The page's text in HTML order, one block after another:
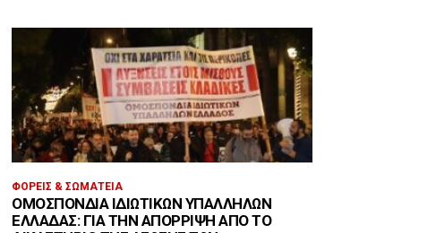
ΦΟΡΕΊΣ & ΣΩΜΑΤΕΊΑ
ΟΜΟΣΠΟΝΔΊΑ ΙΔΙΩΤΙΚΏΝ ΥΠΑΛΛΉΛΩΝ
ΕΛΛΆΔΑΣ: ΓΙΑ ΤΗΝ ΑΠΌΡΡΙΨΗ ΑΠΌ ΤΟ